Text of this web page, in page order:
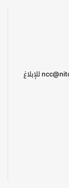
يرجى الاتصال على 065008080 أو إرسال بريد إلكتروني إلى ncc@nitc.gov.jo للإبلاغ